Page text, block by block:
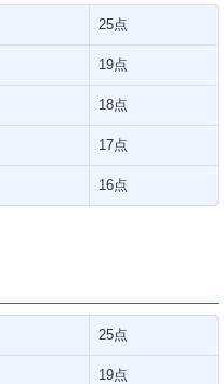
25点
19点
18点
17点
16点
25点
19点